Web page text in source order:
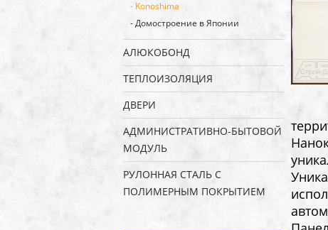
- Konoshima
- Домостроение в Японии
АЛЮКОБОНД
ТЕПЛОИЗОЛЯЦИЯ
ДВЕРИ
АДМИНИСТРАТИВНО-БЫТОВОЙ
МОДУЛЬ
РУЛОННАЯ СТАЛЬ С
ПОЛИМЕРНЫМ ПОКРЫТИЕМ